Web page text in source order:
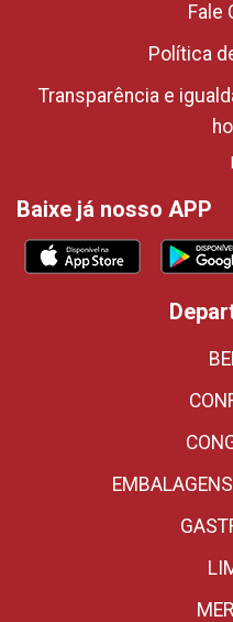
Fale
Política
Transparência e
Baixe já nosso APP